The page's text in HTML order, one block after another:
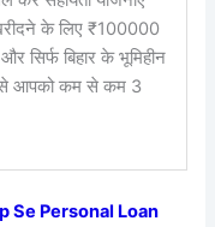
के लिए ₹100000
और सिर्फ बिहार के भूमिहीन
से आपको कम से कम 3
Se Personal Loan